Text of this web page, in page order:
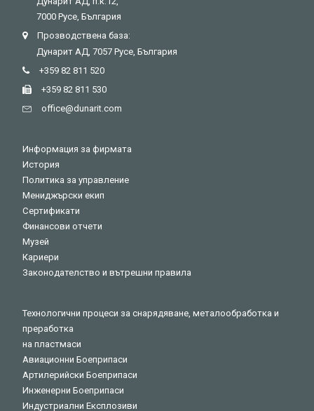
7000 Русе, България
Прозводствена база:
Дунарит АД, 7057 Русе, България
+359 82 811 520
+359 82 811 530
оffice@dunarit.com
Информация за фирмата
История
Политика за управление
Мениджърски екип
Сертификати
Финансови отчети
Музей
Кариери
Законодателство и вътрешни правила
Технологични процеси за снарядяване, металообработка и
преработка
на пластмаси
Авиационни Боеприпаси
Артилерийски Боеприпаси
Инженерни Боеприпаси
Индустриални Експлозиви